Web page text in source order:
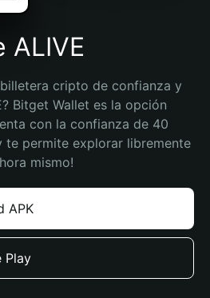
ALIVE
cripto de confianza y
Bitget Wallet es la opción
con la confianza de 40
te permite explorar libremente
mismo!
APK
Play